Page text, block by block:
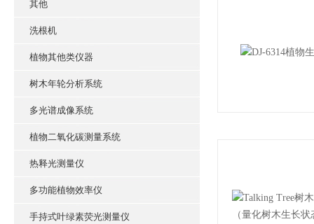
其他
洗根机
植物其他类仪器
树木年轮分析系统
多光谱成像系统
植物二氧化碳测量系统
热释光测量仪
多功能植物效率仪
手持式叶绿素荧光测量仪